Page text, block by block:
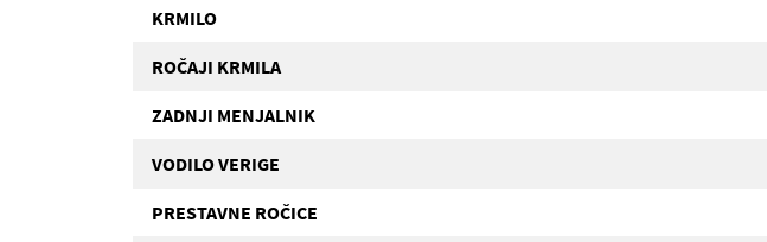
KRMILO
ROČAJI KRMILA
ZADNJI MENJALNIK
VODILO VERIGE
PRESTAVNE ROČICE